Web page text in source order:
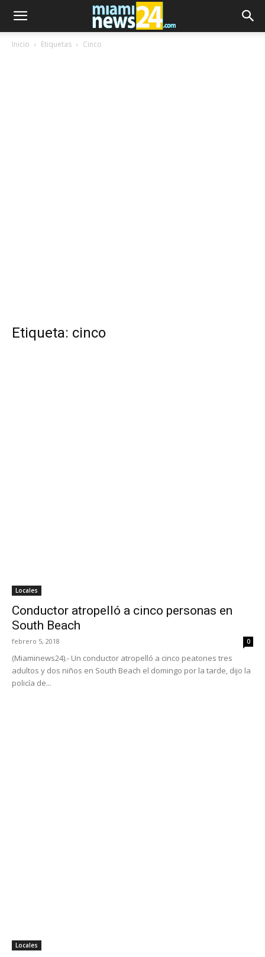
Inicio Etiquetas Cinco
Etiqueta: cinco
Locales
Conductor atropelló a cinco personas en
South Beach
febrero 5, 2018 0
(Miaminews24).- Un conductor atropelló a cinco peatones tres
adultos y dos niños en South Beach el domingo por la tarde, dijo la
policía de...
Locales